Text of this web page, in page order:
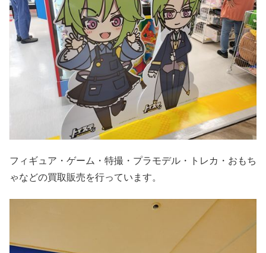
フィギュア・ゲーム・特撮・プラモデル・トレカ・おもち
ゃなどの買取販売を行っています。